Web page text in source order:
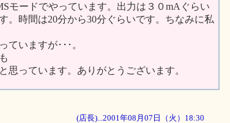
モードでやっています。出力は３０mAぐらい
。時間は20分から30分ぐらいです。ちなみに私
ていますが･･･。
っています。ありがとうございます。
(店長)...2001年08月07日（火）18:30